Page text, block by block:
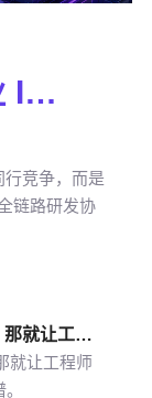
AI 重构企业 IT 格局，甲方自研时代到来！
竞争，而是
链路研发协
RAG知识库用不好？那就让工程师自己快速构建知识图谱
就让工程师